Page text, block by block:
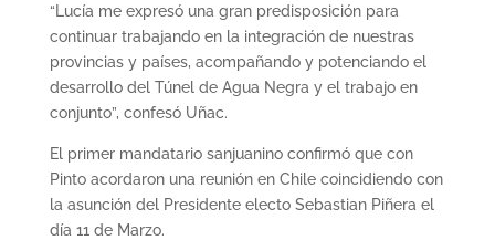
“Lucía me expresó una gran predisposición para
continuar trabajando en la integración de nuestras
provincias y países, acompañando y potenciando el
desarrollo del Túnel de Agua Negra y el trabajo en
conjunto”, confesó Uñac.
El primer mandatario sanjuanino confirmó que con
Pinto acordaron una reunión en Chile coincidiendo con
la asunción del Presidente electo Sebastian Piñera el
día 11 de Marzo.